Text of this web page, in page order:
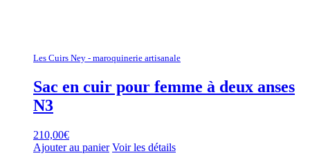
Les Cuirs Ney - maroquinerie artisanale
Sac en cuir pour femme à deux anses
N3
210,00€
Ajouter au panier Voir les détails